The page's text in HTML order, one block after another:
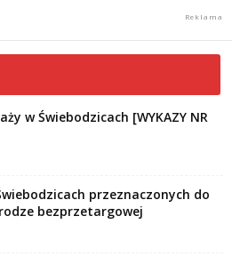
w Świebodzicach [WYKAZY NR
przeznaczonych do
bezprzetargowej